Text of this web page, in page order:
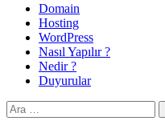
Domain
Hosting
WordPress
Nasıl Yapılır ?
Nedir ?
Duyurular
Arama: